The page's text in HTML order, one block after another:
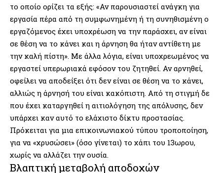
το οποίο ορίζει τα εξής: «Αν παρουσιαστεί ανάγκη για
εργασία πέρα από τη συμφωνημένη ή τη συνηθισμένη ο
εργαζόμενος έχει υποχρέωση να την παράσχει, αν είναι
σε θέση να το κάνει και η άρνηση θα ήταν αντίθετη με
την καλή πίστη». Με άλλα λόγια, είναι υποχρεωμένος να
εργαστεί υπερωριακά εφόσον του ζητηθεί. Αν αρνηθεί,
οφείλει να αποδείξει ότι δεν είναι σε θέση να το κάνει,
αλλιώς η άρνησή του είναι κακόπιστη. Από τη στιγμή δε
που έχει καταργηθεί η αιτιολόγηση της απόλυσης, δεν
υπάρχει καν αυτό το ελάχιστο δίκτυ προστασίας.
Πρόκειται για μια επικοινωνιακού τύπου τροποποίηση,
για να «χρυσώσει» (όσο γίνεται) το χάπι του 13ωρου,
χωρίς να αλλάζει την ουσία.
Βλαπτική μεταβολή αποδοχών